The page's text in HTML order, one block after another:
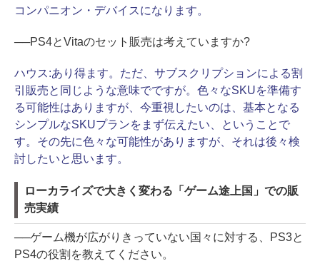
コンパニオン・デバイスになります。
──PS4とVitaのセット販売は考えていますか?
ハウス:あり得ます。ただ、サブスクリプションによる割
引販売と同じような意味でですが。色々なSKUを準備す
る可能性はありますが、今重視したいのは、基本となる
シンプルなSKUプランをまず伝えたい、ということで
す。その先に色々な可能性がありますが、それは後々検
討したいと思います。
ローカライズで大きく変わる「ゲーム途上国」での販
売実績
──ゲーム機が広がりきっていない国々に対する、PS3と
PS4の役割を教えてください。